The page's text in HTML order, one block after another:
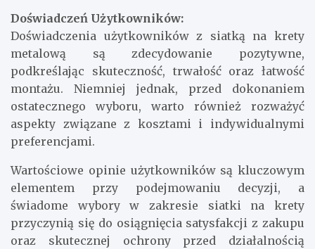
Doświadczeń Użytkowników:
Doświadczenia użytkowników z siatką na krety
metalową są zdecydowanie pozytywne,
podkreślając skuteczność, trwałość oraz łatwość
montażu. Niemniej jednak, przed dokonaniem
ostatecznego wyboru, warto również rozważyć
aspekty związane z kosztami i indywidualnymi
preferencjami.
Wartościowe opinie użytkowników są kluczowym
elementem przy podejmowaniu decyzji, a
świadome wybory w zakresie siatki na krety
przyczynią się do osiągnięcia satysfakcji z zakupu
oraz skutecznej ochrony przed działalnością